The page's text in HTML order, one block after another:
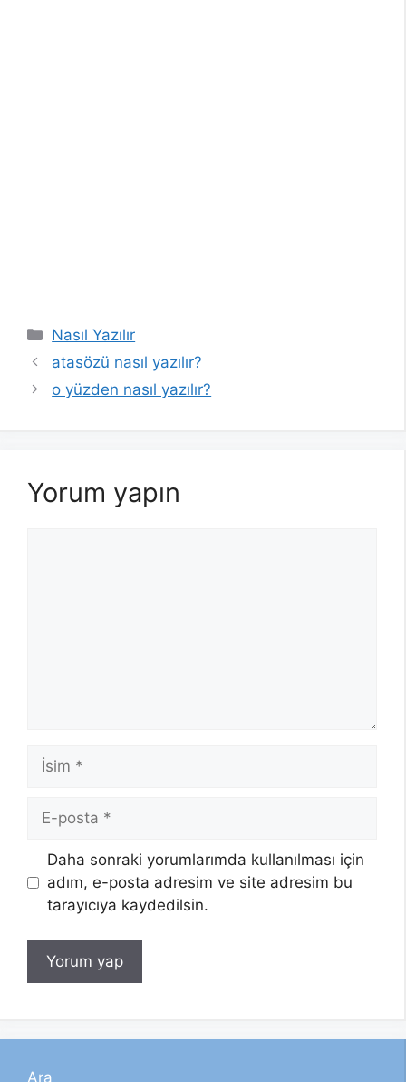
Kategoriler
Nasıl Yazılır
atasözü nasıl yazılır?
o yüzden nasıl yazılır?
Yorum yapın
İsim
posta
Daha sonraki yorumlarımda kullanılması için
adım, e-posta adresim ve site adresim bu
tarayıcıya kaydedilsin.
Ara